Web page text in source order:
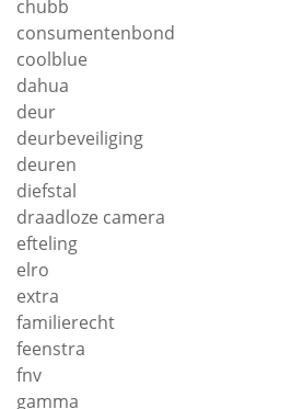
chubb
consumentenbond
coolblue
dahua
deur
deurbeveiliging
deuren
diefstal
draadloze camera
efteling
elro
extra
familierecht
feenstra
fnv
gamma